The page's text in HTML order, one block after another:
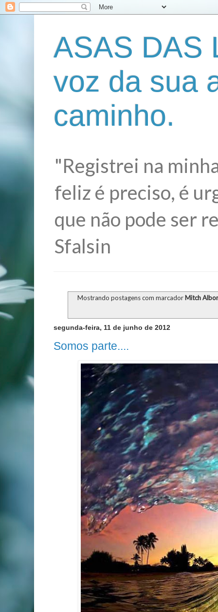
ASAS DAS
voz da sua
caminho.
"Registrei na
feliz é preciso, é
que não pode ser
Sfalsin
Mostrando postagens com marcador Mitch
segunda-feira, 11 de junho de 2012
Somos parte....